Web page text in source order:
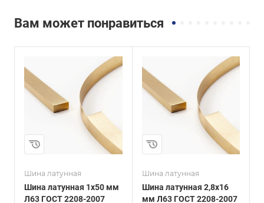
Вам может понравиться
Шина латунная
Шина латунная 1х50 мм
Л63 ГОСТ 2208-2007
2,8
Сплав / Марка стали
Л63
ГОСТ 2208-2007
Шина латунная
Шина латунная 2,8х16
мм Л63 ГОСТ 2208-2007
Толщина, мм
2,4
Сплав / Марка стали
Л80
ГОСТ 2208-2007